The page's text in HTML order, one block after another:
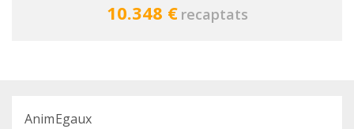
10.348 € recaptats
AnimEgaux